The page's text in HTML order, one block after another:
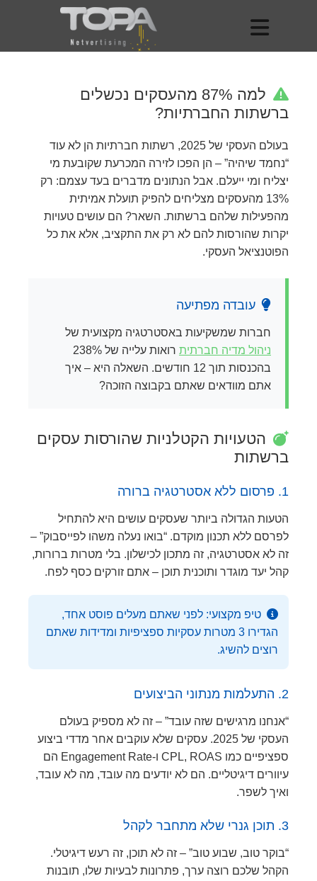
למה 87% מהעסקים נכשלים
ברשתות החברתיות?
בעולם העסקי של 2025, רשתות חברתיות הן לא עוד
“נחמד שיהיה” – הן הפכו לזירה המכרעת שקובעת מי
יצליח ומי ייעלם. אבל הנתונים מדברים בעד עצמם: רק
13% מהעסקים מצליחים להפיק תועלת אמיתית
מהפעילות שלהם ברשתות. השאר? הם עושים טעויות
יקרות שהורסות להם לא רק את התקציב, אלא את כל
הפוטנציאל העסקי.
עובדה מפתיעה
חברות שמשקיעות באסטרטגיה מקצועית של
ניהול מדיה חברתית
רואות עלייה של 238%
בהכנסות תוך 12 חודשים. השאלה היא – איך
אתם מוודאים שאתם בקבוצה הזוכה?
הטעויות הקטלניות שהורסות עסקים
ברשתות
1. פרסום ללא אסטרטגיה ברורה
הטעות הגדולה ביותר שעסקים עושים היא להתחיל
לפרסם ללא תכנון מוקדם. “בואו נעלה משהו לפייסבוק” –
זה לא אסטרטגיה, זה מתכון לכישלון. בלי מטרות ברורות,
קהל יעד מוגדר ותוכנית תוכן – אתם זורקים כסף לפח.
טיפ מקצועי: לפני שאתם מעלים פוסט אחד,
הגדירו 3 מטרות עסקיות ספציפיות ומדידות שאתם
רוצים להשיג.
2. התעלמות מנתוני הביצועים
“אנחנו מרגישים שזה עובד” – זה לא מספיק בעולם
העסקי של 2025. עסקים שלא עוקבים אחר מדדי ביצוע
ספציפיים כמו CPL, ROAS ו-Engagement Rate הם
עיוורים דיגיטליים. הם לא יודעים מה עובד, מה לא עובד,
ואיך לשפר.
3. תוכן גנרי שלא מתחבר לקהל
“בוקר טוב, שבוע טוב” – זה לא תוכן, זה רעש דיגיטלי.
הקהל שלכם רוצה ערך, פתרונות לבעיות שלו, תובנות